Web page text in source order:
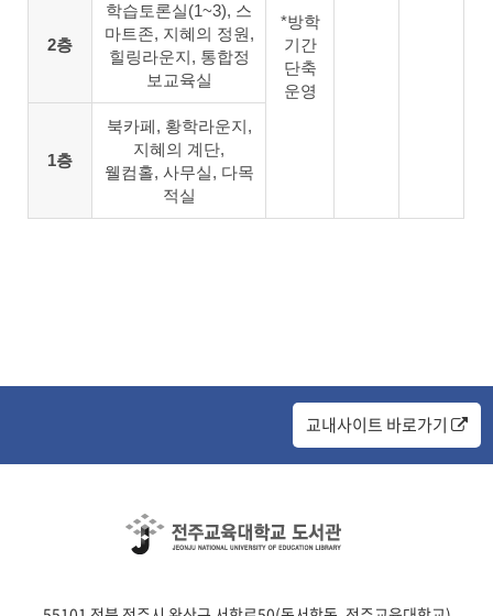
*방학
기간
단축
운영
2층
학습토론실(1~3), 스
마트존, 지혜의 정원,
힐링라운지, 통합정
보교육실
1층
북카페, 황학라운지,
지혜의 계단,
웰컴홀, 사무실, 다목
적실
교내사이트 바로가기